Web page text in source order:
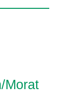
Morat